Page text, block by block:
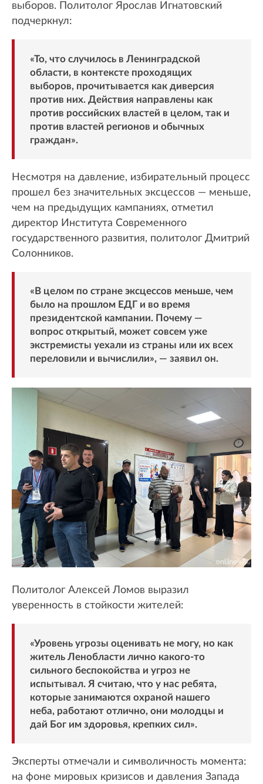
выборов. Политолог Ярослав Игнатовский
подчеркнул:
«То, что случилось в Ленинградской
области, в контексте проходящих
выборов, прочитывается как диверсия
против них. Действия направлены как
против российских властей в целом, так и
против властей регионов и обычных
граждан».
Несмотря на давление, избирательный процесс
прошел без значительных эксцессов — меньше,
чем на предыдущих кампаниях, отметил
директор Института Современного
государственного развития, политолог Дмитрий
Солонников.
«В целом по стране эксцессов меньше, чем
было на прошлом ЕДГ и во время
президентской кампании. Почему —
вопрос открытый, может совсем уже
экстремисты уехали из страны или их всех
переловили и вычислили», — заявил он.
Политолог Алексей Ломов выразил
уверенность в стойкости жителей:
«Уровень угрозы оценивать не могу, но как
житель Ленобласти лично какого-то
сильного беспокойства и угроз не
испытывал. Я считаю, что у нас ребята,
которые занимаются охраной нашего
неба, работают отлично, они молодцы и
дай Бог им здоровья, крепких сил».
Эксперты отмечали и символичность момента:
на фоне мировых кризисов и давления Запада